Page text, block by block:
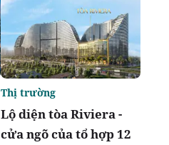
Lộ diện tòa Riviera -
cửa ngõ của tổ hợp 12
Thị trường